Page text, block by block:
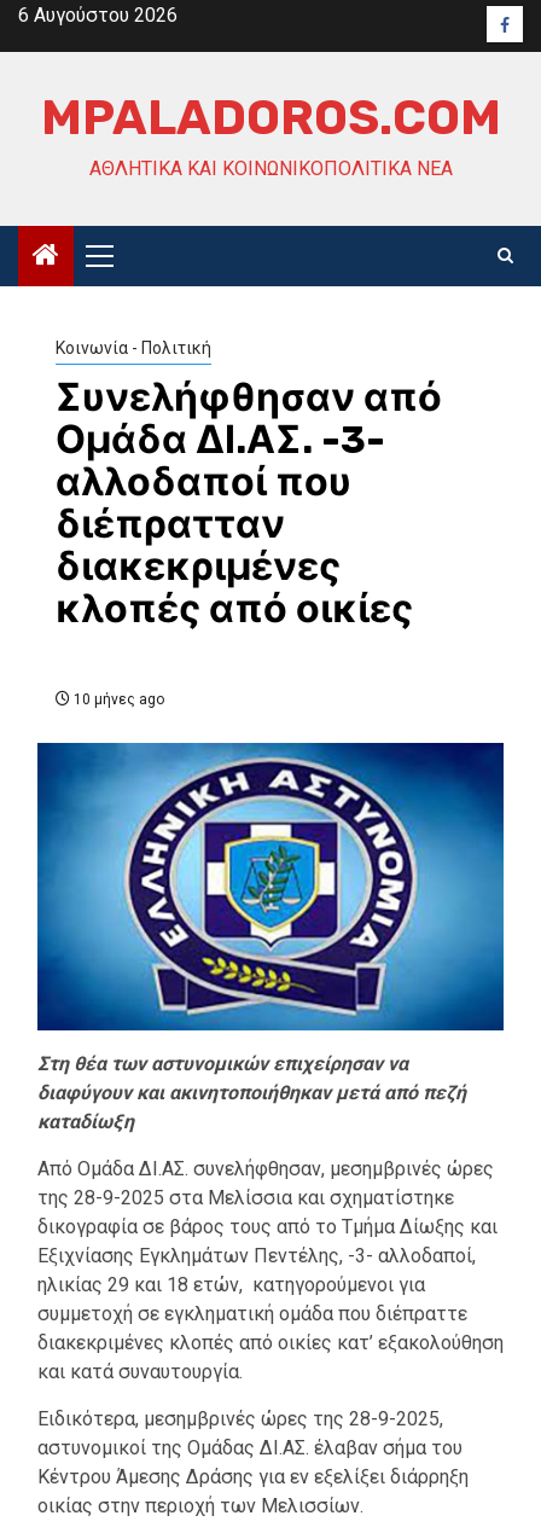
Skip6 Αυγούστου 2026
MPALADOROS.COM
ΑΘΛΗΤΙΚΆ ΚΑΙ ΚΟΙΝΩΝΙΚΟΠΟΛΙΤΙΚΆ ΝΈΑ
Primary
Menu
Κοινωνία - Πολιτική
Συνελήφθησαν από
Ομάδα ΔΙ.ΑΣ. -3-
αλλοδαποί που
διέπρατταν
διακεκριμένες
κλοπές από οικίες
10 μήνες ago
Στη θέα των αστυνομικών επιχείρησαν να
διαφύγουν και ακινητοποιήθηκαν μετά από πεζή
καταδίωξη
Από Ομάδα ΔΙ.ΑΣ. συνελήφθησαν, μεσημβρινές ώρες
της 28-9-2025 στα Μελίσσια και σχηματίστηκε
δικογραφία σε βάρος τους από το Τμήμα Δίωξης και
Εξιχνίασης Εγκλημάτων Πεντέλης, -3- αλλοδαποί,
ηλικίας 29 και 18 ετών, κατηγορούμενοι για
συμμετοχή σε εγκληματική ομάδα που διέπραττε
διακεκριμένες κλοπές από οικίες κατ’ εξακολούθηση
και κατά συναυτουργία.
Ειδικότερα, μεσημβρινές ώρες της 28-9-2025,
αστυνομικοί της Ομάδας ΔΙ.ΑΣ. έλαβαν σήμα του
Κέντρου Άμεσης Δράσης για εν εξελίξει διάρρηξη
οικίας στην περιοχή των Μελισσίων.